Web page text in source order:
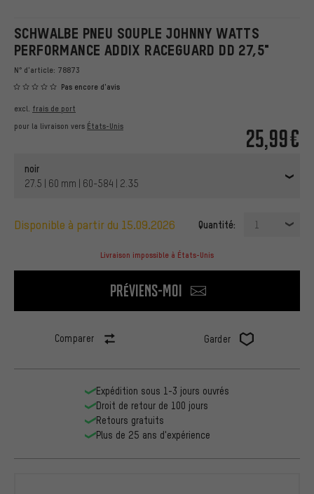
SCHWALBE PNEU SOUPLE JOHNNY WATTS
PERFORMANCE ADDIX RACEGUARD DD 27,5"
N° d'article: 78873
Pas encore d'avis
25,99€
excl. frais de port
pour la livraison vers États-Unis
noir
27.5 | 60 mm | 60-584 | 2.35
disponible à partir du 15.09.2026 Quantité: 1
Livraison impossible à États-Unis
Préviens-moi
Comparer Garder
Expédition sous 1-3 jours ouvrés
Droit de retour de 100 jours
Retours gratuits
Plus de 25 ans d'expérience